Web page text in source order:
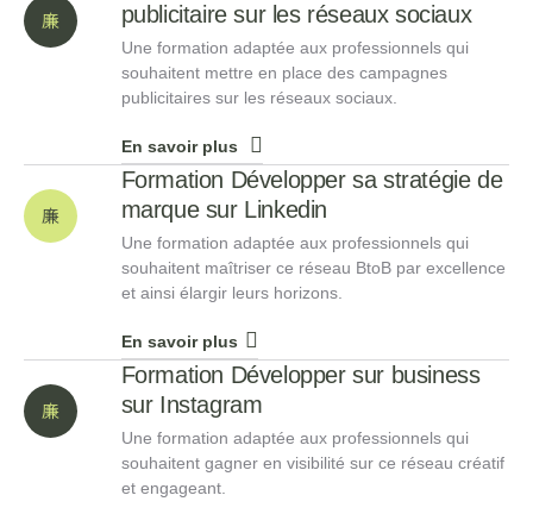
publicitaire sur les réseaux sociaux
Une formation adaptée aux professionnels qui
souhaitent mettre en place des campagnes
publicitaires sur les réseaux sociaux.
En savoir plus
Formation Développer sa stratégie de
marque sur Linkedin
Une formation adaptée aux professionnels qui
souhaitent maîtriser ce réseau BtoB par excellence
et ainsi élargir leurs horizons.
En savoir plus
Formation Développer sur business
sur Instagram
Une formation adaptée aux professionnels qui
souhaitent gagner en visibilité sur ce réseau créatif
et engageant.